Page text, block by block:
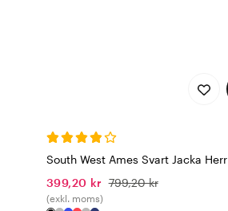
South West Ames Svart Jacka Herr
399,20 kr 799,20 kr
(exkl. moms)